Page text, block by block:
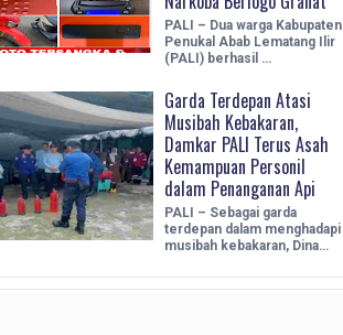
PALI – Dua warga Kabupaten
Penukal Abab Lematang Ilir
(PALI) berhasil …
Garda Terdepan Atasi
Musibah Kebakaran,
Damkar PALI Terus Asah
Kemampuan Personil
dalam Penanganan Api
PALI – Sebagai garda
terdepan dalam menghadapi
musibah kebakaran, Dina…